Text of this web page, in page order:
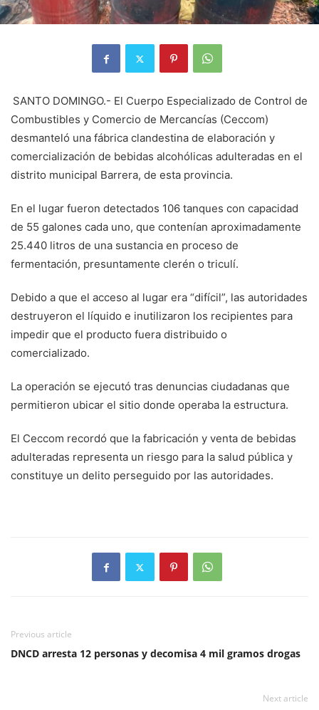
SANTO DOMINGO.- El Cuerpo Especializado de Control de
Combustibles y Comercio de Mercancías (Ceccom)
desmanteló una fábrica clandestina de elaboración y
comercialización de bebidas alcohólicas adulteradas en el
distrito municipal Barrera, de esta provincia.
En el lugar fueron detectados 106 tanques con capacidad
de 55 galones cada uno, que contenían aproximadamente
25.440 litros de una sustancia en proceso de
fermentación, presuntamente clerén o triculí.
Debido a que el acceso al lugar era “difícil”, las autoridades
destruyeron el líquido e inutilizaron los recipientes para
impedir que el producto fuera distribuido o
comercializado.
La operación se ejecutó tras denuncias ciudadanas que
permitieron ubicar el sitio donde operaba la estructura.
El Ceccom recordó que la fabricación y venta de bebidas
adulteradas representa un riesgo para la salud pública y
constituye un delito perseguido por las autoridades.
Previous article
DNCD arresta 12 personas y decomisa 4 mil gramos drogas
Next article